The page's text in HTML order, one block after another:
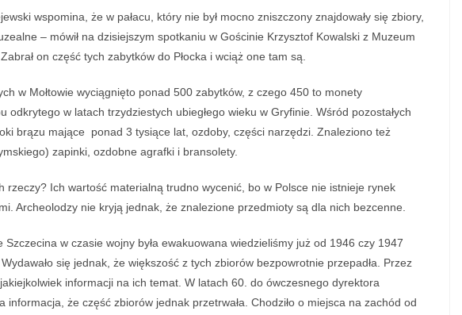
wspomina, że w pałacu, który nie był mocno zniszczony znajdowały się zbiory,
– mówił na dzisiejszym spotkaniu w Gościnie Krzysztof Kowalski z Muzeum
on część tych zabytków do Płocka i wciąż one tam są.
w Mołtowie wyciągnięto ponad 500 zabytków, z czego 450 to monety
odkrytego w latach trzydziestych ubiegłego wieku w Gryfinie. Wśród pozostałych
brązu mające ponad 3 tysiące lat, ozdoby, części narzędzi. Znaleziono też
zapinki, ozdobne agrafki i bransolety.
rzeczy? Ich wartość materialną trudno wycenić, bo w Polsce nie istnieje rynek
Archeolodzy nie kryją jednak, że znalezione przedmioty są dla nich bezcenne.
w czasie wojny była ewakuowana wiedzieliśmy już od 1946 czy 1947
się jednak, że większość z tych zbiorów bezpowrotnie przepadła. Przez
informacji na ich temat. W latach 60. do ówczesnego dyrektora
informacja, że część zbiorów jednak przetrwała. Chodziło o miejsca na zachód od